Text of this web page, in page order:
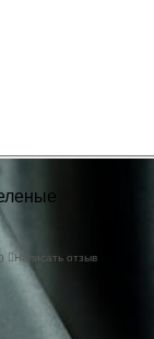
Написать отзыв